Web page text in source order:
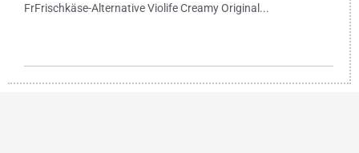
FrFrischkäse-Alternative Violife Creamy Original...